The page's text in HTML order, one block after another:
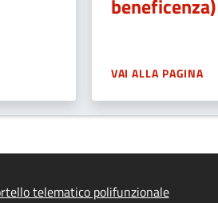
beneficenza)
VAI ALLA PAGINA
telematico polifunzionale